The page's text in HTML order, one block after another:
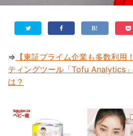
⇒ 【東証プライム企業も多数利用
ティングツール「Tofu Analytics
は？